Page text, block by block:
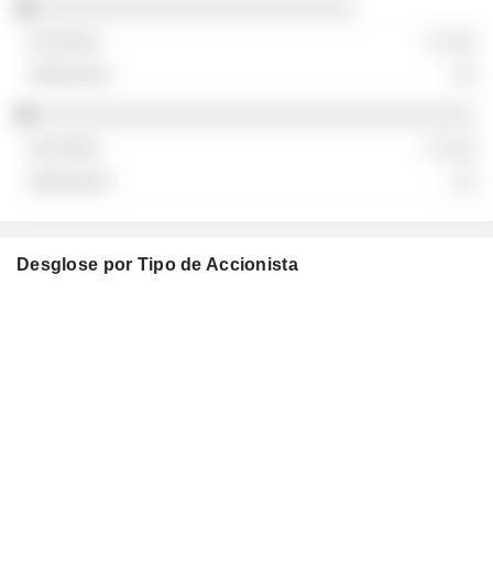
Desglose por Tipo de Accionista